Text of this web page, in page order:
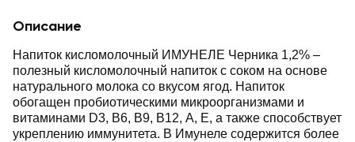
Описание
Напиток кисломолочный ИМУНЕЛЕ Черника 1,2% ‒
полезный кисломолочный напиток с соком на основе
натурального молока со вкусом ягод. Напиток
обогащен пробиотическими микроорганизмами и
витаминами D3, B6, B9, B12, A, E, а также способствует
укреплению иммунитета. В Имунеле содержится более